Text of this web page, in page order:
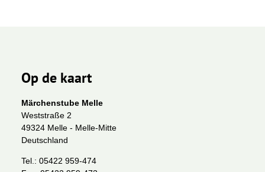
Op de kaart
Märchenstube Melle
Weststraße 2
49324 Melle - Melle-Mitte
Deutschland
Tel.: 05422 959-474